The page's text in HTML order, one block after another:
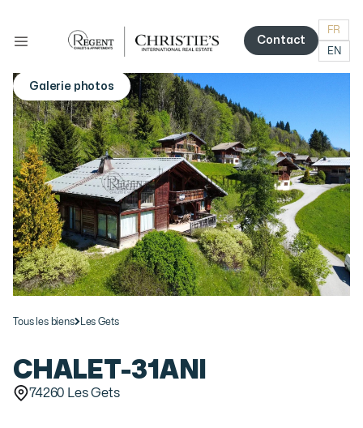
Galerie photos
More photos
Tous les biens Les Gets
CHALET-31ANI
74260 Les Gets
FR
EN
Contact
Contact